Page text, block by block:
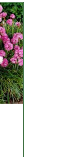
–
в
на